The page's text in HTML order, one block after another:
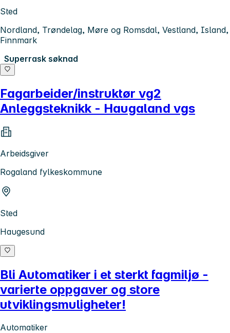
Sted
Nordland, Trøndelag, Møre og Romsdal, Vestland, Island,
Finnmark
Superrask søknad
Fagarbeider/instruktør vg2
Anleggsteknikk - Haugaland vgs
Arbeidsgiver
Rogaland fylkeskommune
Sted
Haugesund
Bli Automatiker i et sterkt fagmiljø -
varierte oppgaver og store
utviklingsmuligheter!
Automatiker